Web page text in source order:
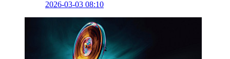
2026-03-03 08:10